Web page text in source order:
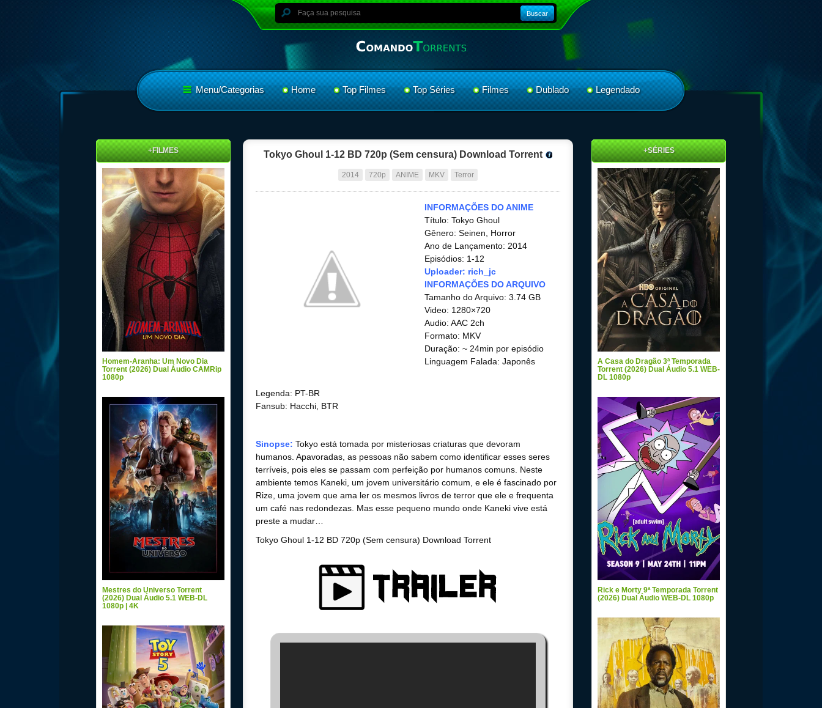
Buscar
Menu/Categorias Home Top Filmes Top Séries Filmes Dublado Legendado
Tokyo Ghoul 1-12 BD 720p (Sem censura) Download Torrent
2014 720p ANIME MKV Terror
INFORMAÇÕES DO ANIME
Título: Tokyo Ghoul
Gênero: Seinen, Horror
Ano de Lançamento: 2014
Episódios: 1-12
Uploader: rich_jc
INFORMAÇÕES DO ARQUIVO
Tamanho do Arquivo: 3.74 GB
Video: 1280×720
Audio: AAC 2ch
Formato: MKV
Duração: ~ 24min por episódio
Linguagem Falada: Japonês
Legenda: PT-BR
Fansub: Hacchi, BTR
Sinopse: Tokyo está tomada por misteriosas criaturas que devoram
humanos. Apavoradas, as pessoas não sabem como identificar esses seres
terríveis, pois eles se passam com perfeição por humanos comuns. Neste
ambiente temos Kaneki, um jovem universitário comum, e ele é fascinado por
Rize, uma jovem que ama ler os mesmos livros de terror que ele e frequenta
um café nas redondezas. Mas esse pequeno mundo onde Kaneki vive está
preste a mudar…
Tokyo Ghoul 1-12 BD 720p (Sem censura) Download Torrent
+FILMES
Homem-Aranha: Um Novo Dia
Torrent (2026) Dual Áudio CAMRip
1080p
Mestres do Universo Torrent
(2026) Dual Áudio 5.1 WEB-DL
1080p | 4K
+SÉRIES
A Casa do Dragão 3ª Temporada
Torrent (2026) Dual Áudio 5.1 WEB-
DL 1080p
Rick e Morty 9ª Temporada Torrent
(2026) Dual Áudio WEB-DL 1080p